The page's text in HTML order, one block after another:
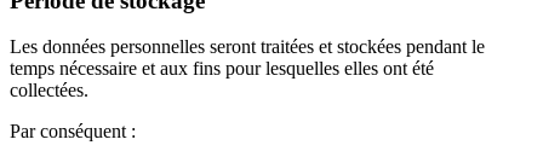
Les données personnelles seront traitées et stockées pendant le
temps nécessaire et aux fins pour lesquelles elles ont été
collectées.
Par conséquent :